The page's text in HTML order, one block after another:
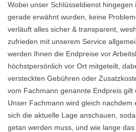
Wobei unser Schlüsseldienst hingegen
gerade erwähnt wurden, keine
verläuft alles sicher & transparent,
zufrieden mit unserem Service
werden Ihnen die Endpreise vor
höchstpersönlich vor Ort mitgeteilt,
versteckten Gebühren oder
vom Fachmann genannte Endpreis gilt
Unser Fachmann wird gleich
sich die aktuelle Lage anschauen,
getan werden muss, und wie lange